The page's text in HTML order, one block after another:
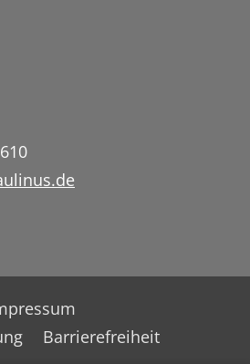
Barrierefreiheit